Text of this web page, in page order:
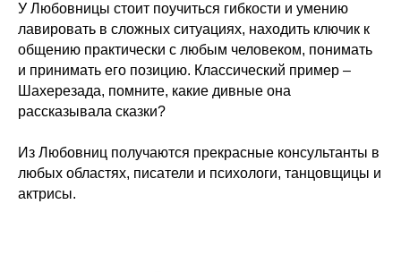
У Любовницы стоит поучиться гибкости и умению
лавировать в сложных ситуациях, находить ключик к
общению практически с любым человеком, понимать
и принимать его позицию. Классический пример –
Шахерезада, помните, какие дивные она
рассказывала сказки?
Из Любовниц получаются прекрасные консультанты в
любых областях, писатели и психологи, танцовщицы и
актрисы.